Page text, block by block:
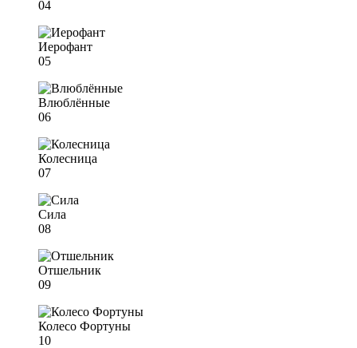
04
Иерофант
05
Влюблённые
06
Колесница
07
Сила
08
Отшельник
09
Колесо Фортуны
10